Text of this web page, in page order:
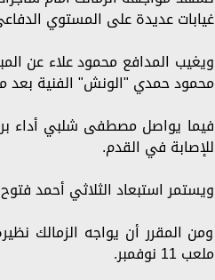
غيابات عديدة على المستوي
ويغيب المدافع محمود علاء عن
محمود حمدي "الونش" الفنية بعد
فيما يواصل مصطفى شلبي أداء
للإصابة في القدم.
ويستمر استبعاد الثلاثي أحمد
ومن المقرر أن يواجه الزمالك
ملعب 11 نوفمبر.